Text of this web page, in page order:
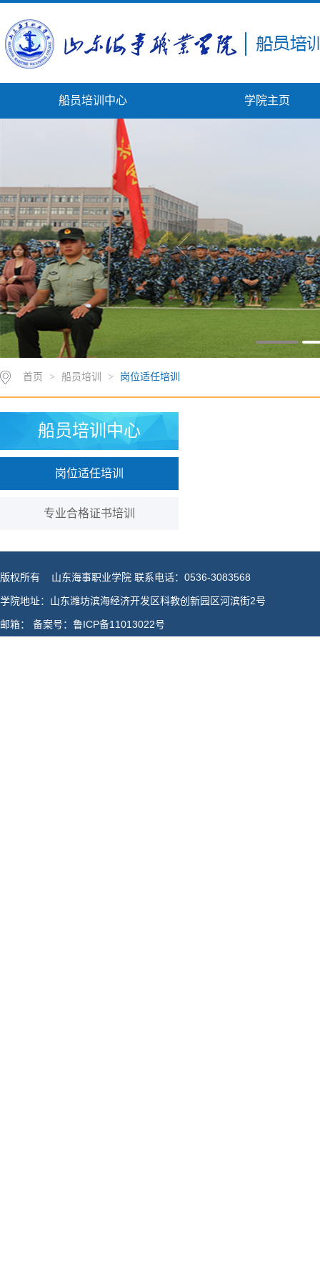
船员培训中心 学院主页
首页 > 船员培训 > 岗位适任培训
船员培训中心
岗位适任培训
专业合格证书培训
版权所有 山东海事职业学院 联系电话：0536-3083568
学院地址：山东潍坊滨海经济开发区科教创新园区河滨街2号
邮箱： 备案号：鲁ICP备11013022号